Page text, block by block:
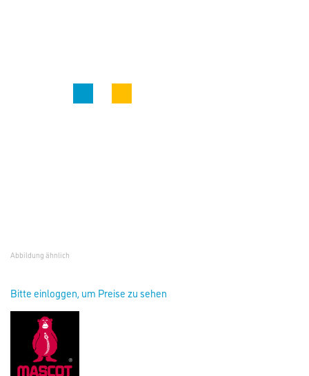
Abbildung ähnlich
Bitte einloggen, um Preise zu sehen